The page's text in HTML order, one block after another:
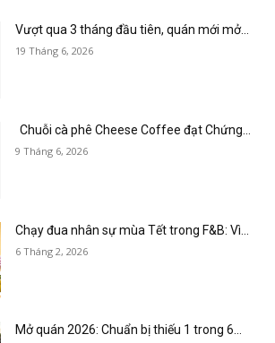
Vượt qua 3 tháng đầu tiên, quán mới mở...
19 Tháng 6, 2026
Chuỗi cà phê Cheese Coffee đạt Chứng...
9 Tháng 6, 2026
Chạy đua nhân sự mùa Tết trong F&B: Vì...
6 Tháng 2, 2026
Mở quán 2026: Chuẩn bị thiếu 1 trong 6...